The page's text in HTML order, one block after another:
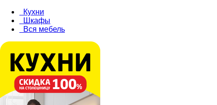
Кухни
Шкафы
Вся мебель